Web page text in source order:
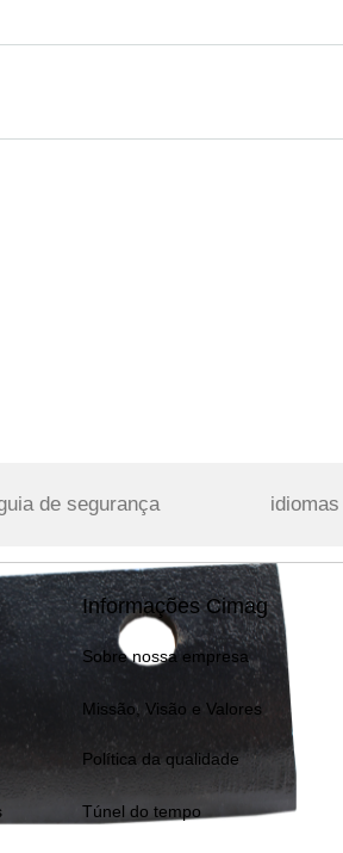
de segurança idiomas
Informações Cimag
Sobre nossa empresa
Missão, Visão e Valores
Política da qualidade
Túnel do tempo